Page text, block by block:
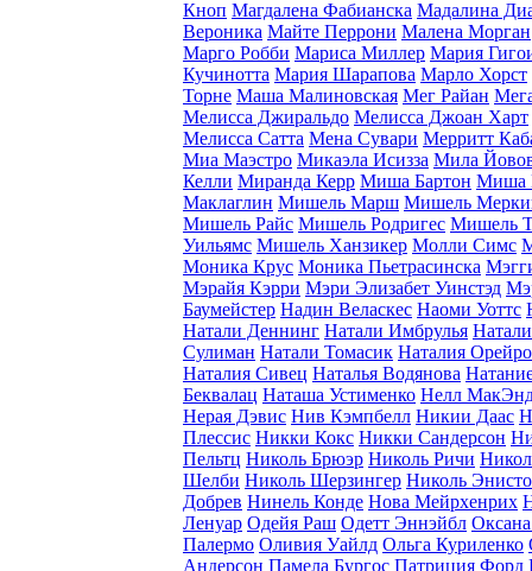
Кноп Магдалена Фабианска Мадалина
Вероника Майте Перрони Малена Морган
Марго Робби Мариса Миллер Мария
Кучинотта Мария Шарапова Марло Хорст
Торне Маша Малиновская Мег Райан
Мелисса Джиральдо Мелисса Джоан Харт
Мелисса Сатта Мена Сувари Мерритт
Миа Маэстро Микаэла Исизза Мила
Келли Миранда Керр Миша Бартон Миша
Маклаглин Мишель Марш Мишель
Мишель Райс Мишель Родригес Мишель
Уильямс Мишель Ханзикер Молли Симс
Моника Крус Моника Пьетрасинска
Мэрайя Кэрри Мэри Элизабет Уинстэд
Баумейстер Надин Веласкес Наоми Уоттс
Натали Деннинг Натали Имбрулья
Сулиман Натали Томасик Наталия Орейро
Наталия Сивец Наталья Водянова
Беквалац Наташа Устименко Нелл
Нерая Дэвис Нив Кэмпбелл Никии Даас
Плессис Никки Кокс Никки Сандерсон
Пельтц Николь Брюэр Николь Ричи
Шелби Николь Шерзингер Николь
Добрев Нинель Конде Нова Мейрхенрих
Ленуар Одейя Раш Одетт Эннэйбл
Палермо Оливия Уайлд Ольга Куриленко
Андерсон Памела Бургос Патриция Форд